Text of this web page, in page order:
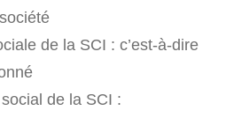
de la SCI : c’est-à-dire
de la SCI :